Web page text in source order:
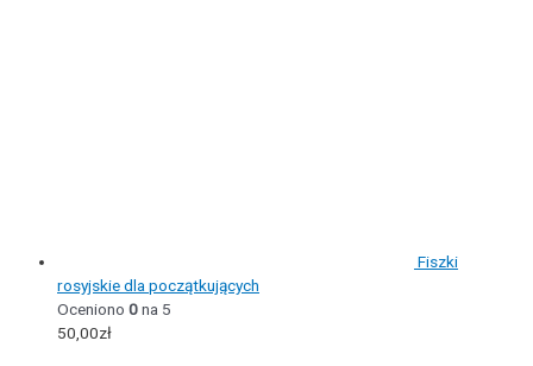
Fiszki
rosyjskie dla początkujących
Oceniono 0na 5
50,00zł